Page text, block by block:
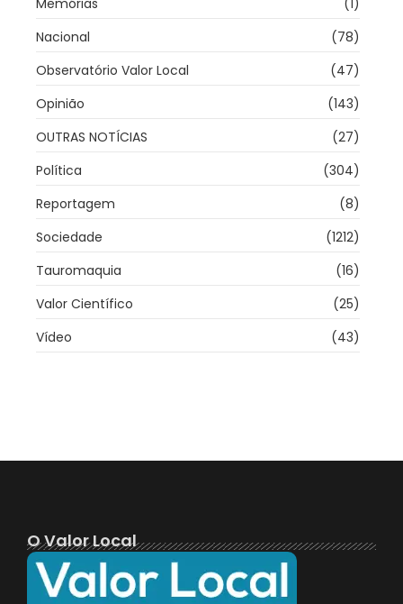
Memórias
(1)
Nacional
(78)
Observatório Valor Local
(47)
Opinião
(143)
OUTRAS NOTÍCIAS
(27)
Política
(304)
Reportagem
(8)
Sociedade
(1212)
Tauromaquia
(16)
Valor Científico
(25)
Vídeo
(43)
O Valor Local